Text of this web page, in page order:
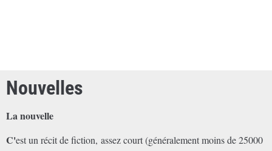
Nouvelles
La nouvelle
C'est un récit de fiction, assez court (généralement moins de 25000